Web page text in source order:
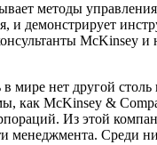
методы
и демонстрирует
McKinsey
мире нет другой
как McKinsey &
Из этой
менеджмента. Среди